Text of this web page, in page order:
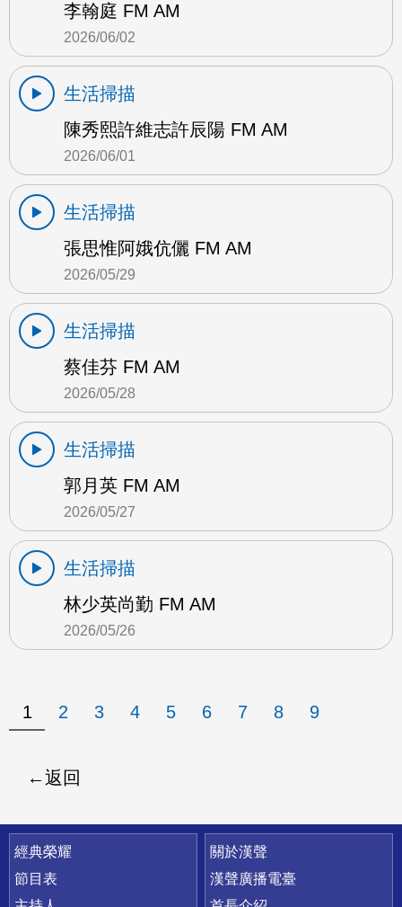
李翰庭 FM AM
2026/06/02
生活掃描
陳秀熙許維志許辰陽 FM AM
2026/06/01
生活掃描
張思惟阿娥伉儷 FM AM
2026/05/29
生活掃描
蔡佳芬 FM AM
2026/05/28
生活掃描
郭月英 FM AM
2026/05/27
生活掃描
林少英尚勤 FM AM
2026/05/26
1 2 3 4 5 6 7 8 9
返回
快速連結
經典榮耀
節目表
關於漢聲
漢聲廣播電臺